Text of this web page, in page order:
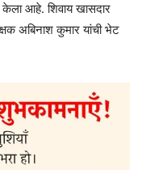
केला आहे. शिवाय खासदार
अबिनाश कुमार यांची भेट